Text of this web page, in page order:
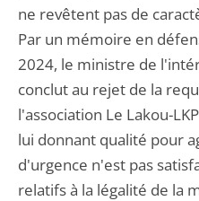
ne revêtent pas de
Par un mémoire en
2024, le ministre de
conclut au rejet de la
l'association Le Lakou-
lui donnant qualité pour
d'urgence n'est pas
relatifs à la légalité de la